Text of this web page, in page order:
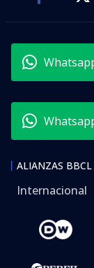
ALIANZAS BBCL
Internacional